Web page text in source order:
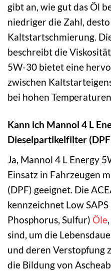
gibt an, wie gut das Öl
niedriger die Zahl,
Kaltstartschmierung.
beschreibt die
5W-30 bietet eine
zwischen
bei hohen
Kann ich Mannol 4 L
Dieselpartikelfilter
Ja, Mannol 4 L Energy
Einsatz in Fahrzeugen
(DPF) geeignet. Die
kennzeichnet Low SAPS
Phosphorus, Sulfur) Öle
sind, um die
und deren Verstopfung
die Bildung von